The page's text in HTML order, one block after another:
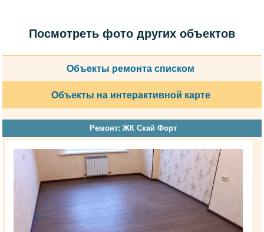
Посмотреть фото других объектов
Объекты ремонта списком
Объекты на интерактивной карте
Ремонт: ЖК Скай Форт